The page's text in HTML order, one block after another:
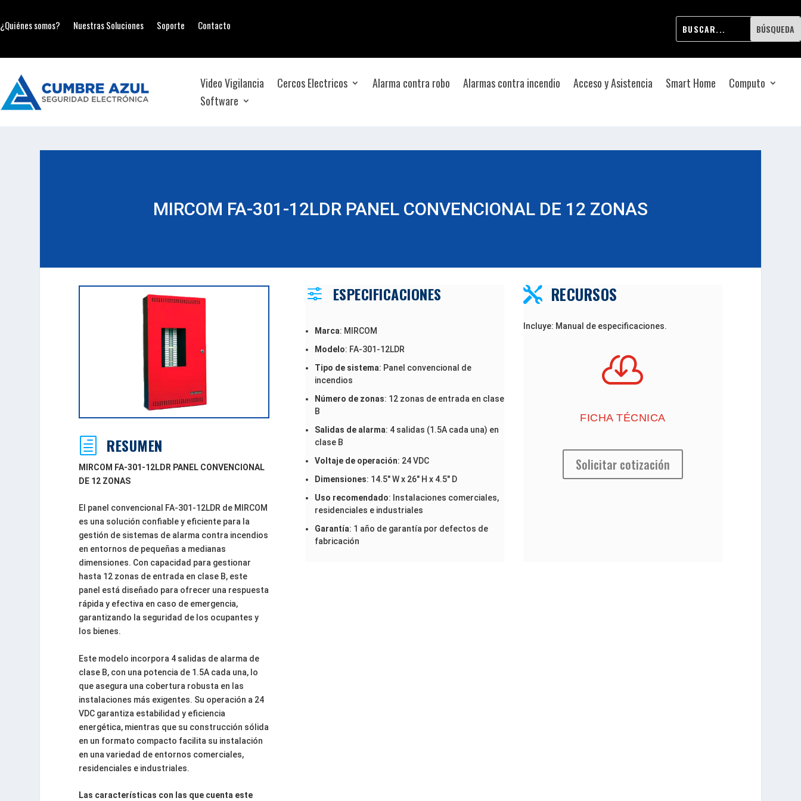
¿Quiénes somos? Nuestras Soluciones Soporte Contacto
Video Vigilancia Cercos Electricos Alarma contra robo Alarmas contra incendio Acceso y Asistencia Smart Home
Computo
Software
MIRCOM FA-301-12LDR PANEL CONVENCIONAL DE 12 ZONAS
h RESUMEN
MIRCOM FA-301-12LDR PANEL CONVENCIONAL
DE 12 ZONAS
El panel convencional FA-301-12LDR de MIRCOM
es una solución confiable y eficiente para la
gestión de sistemas de alarma contra incendios
en entornos de pequeñas a medianas
dimensiones. Con capacidad para gestionar
hasta 12 zonas de entrada en clase B, este
panel está diseñado para ofrecer una respuesta
rápida y efectiva en caso de emergencia,
garantizando la seguridad de los ocupantes y
los bienes.
Este modelo incorpora 4 salidas de alarma de
clase B, con una potencia de 1.5A cada una, lo
que asegura una cobertura robusta en las
instalaciones más exigentes. Su operación a 24
VDC garantiza estabilidad y eficiencia
energética, mientras que su construcción sólida
en un formato compacto facilita su instalación
en una variedad de entornos comerciales,
residenciales e industriales.
Las características con las que cuenta este
f ESPECIFICACIONES
Marca: MIRCOM
Modelo: FA-301-12LDR
Tipo de sistema: Panel convencional de
incendios
Número de zonas: 12 zonas de entrada en clase
B
Salidas de alarma: 4 salidas (1.5A cada una) en
clase B
Voltaje de operación: 24 VDC
Dimensiones: 14.5″ W x 26″ H x 4.5″ D
Uso recomendado: Instalaciones comerciales,
residenciales e industriales
Garantía: 1 año de garantía por defectos de
fabricación
 RECURSOS
Incluye: Manual de especificaciones.

FICHA TÉCNICA
Solicitar cotización